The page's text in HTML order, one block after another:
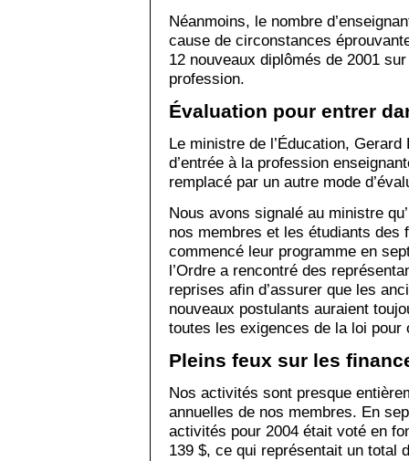
Néanmoins, le nombre
cause de circonstances
12 nouveaux diplômés de 2001
profession.
Évaluation pour entrer
Le ministre de l’Éducation,
d’entrée à la profession
remplacé par un autre mode
Nous avons signalé au ministre
nos membres et les étudiants des
commencé leur programme en
l’Ordre a rencontré des
reprises afin d’assurer que les
nouveaux postulants auraient
toutes les exigences de la loi pour
Pleins feux sur les
Nos activités sont presque
annuelles de nos membres. En
activités pour 2004 était voté en
139 $, ce qui représentait un total